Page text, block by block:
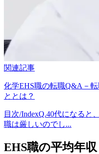
関連記事
化学EHS職の転職Q&A－
ととは？
目次/IndexQ.40代になると
職は厳しいのでし...
EHS職の平均年収